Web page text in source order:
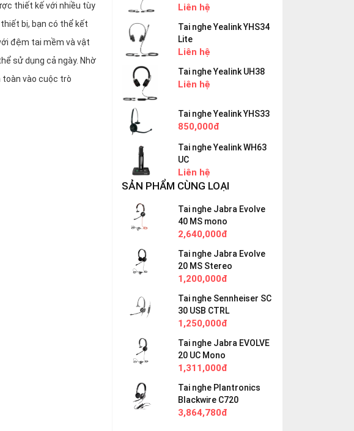
thiết kế với nhiều tùy
bị, bạn có thể kết
đệm tai mềm và vật
sử dụng cả ngày. Nhờ
toàn vào cuộc trò
Liên hệ
Tai nghe Yealink YHS34
Lite
Liên hệ
Tai nghe Yealink UH38
Liên hệ
Tai nghe Yealink YHS33
850,000đ
Tai nghe Yealink WH63
UC
Liên hệ
SẢN PHẨM CÙNG LOẠI
Tai nghe Jabra Evolve
40 MS mono
2,640,000đ
Tai nghe Jabra Evolve
20 MS Stereo
1,200,000đ
Tai nghe Sennheiser SC
30 USB CTRL
1,250,000đ
Tai nghe Jabra EVOLVE
20 UC Mono
1,311,000đ
Tai nghe Plantronics
Blackwire C720
3,864,780đ